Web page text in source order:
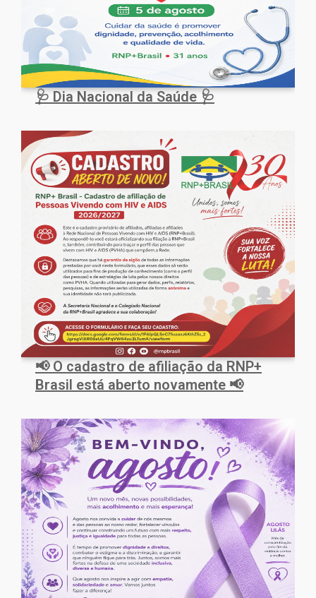
🩺 Dia Nacional da Saúde 🩺
📢 O cadastro de afiliação da RNP+
Brasil está aberto novamente 📢